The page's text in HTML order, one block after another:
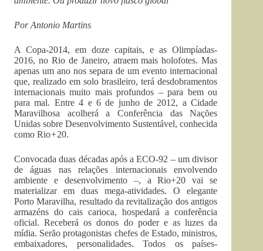
Por Antonio Martins
A Copa-2014, em doze capitais, e as Olimpíadas-
2016, no Rio de Janeiro, atraem mais holofotes. Mas
apenas um ano nos separa de um evento internacional
que, realizado em solo brasileiro, terá desdobramentos
internacionais muito mais profundos – para bem ou
para mal. Entre 4 e 6 de junho de 2012, a Cidade
Maravilhosa acolherá a Conferência das Nações
Unidas sobre Desenvolvimento Sustentável, conhecida
como Rio+20.
Convocada duas décadas após a ECO-92 – um divisor
de águas nas relações internacionais envolvendo
ambiente e desenvolvimento –, a Rio+20 vai se
materializar em duas mega-atividades. O elegante
Porto Maravilha, resultado da revitalização dos antigos
armazéns do cais carioca, hospedará a conferência
oficial. Receberá os donos do poder e as luzes da
mídia. Serão protagonistas chefes de Estado, ministros,
embaixadores, personalidades. Todos os países-